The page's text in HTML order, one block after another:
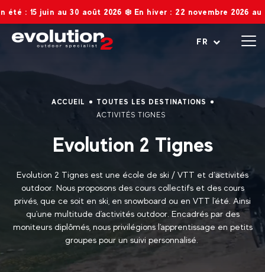
30 août 2026 ❄️ En hiver : 22 novembre 2026 au 2 mai 2027.
FR
Ouvrir le menu
ACCUEIL
TOUTES LES DESTINATIONS
ACTIVITÉS TIGNES
Evolution 2 Tignes
Evolution 2 Tignes est une école de ski / VTT et d’activités
outdoor. Nous proposons des cours collectifs et des cours
privés, que ce soit en ski, en snowboard ou en VTT l'été. Ainsi
qu'une multitude d'activités outdoor. Encadrés par des
moniteurs diplômés, nous privilégions l'apprentissage en petits
groupes pour un suivi personnalisé.